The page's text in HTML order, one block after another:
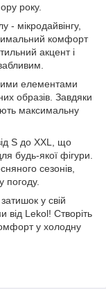
року.
- мікродайвінгу,
комфорт
акцент і
елементами
образів. Завдяки
максимальну
S до XXL, що
будь-якої фігури.
сезонів,
погоду.
у свій
Lekol! Створіть
у холодну